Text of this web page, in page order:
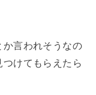
か言われそうなの
けてもらえたら